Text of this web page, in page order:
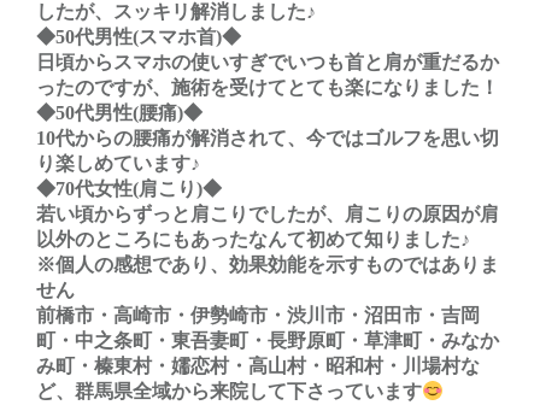
したが、スッキリ解消しました♪
◆50代男性(スマホ首)◆
日頃からスマホの使いすぎでいつも首と肩が重だるか
ったのですが、施術を受けてとても楽になりました！
◆50代男性(腰痛)◆
10代からの腰痛が解消されて、今ではゴルフを思い切
り楽しめています♪
◆70代女性(肩こり)◆
若い頃からずっと肩こりでしたが、肩こりの原因が肩
以外のところにもあったなんて初めて知りました♪
※個人の感想であり、効果効能を示すものではありま
せん
前橋市・高崎市・伊勢崎市・渋川市・沼田市・吉岡
町・中之条町・東吾妻町・長野原町・草津町・みなか
み町・榛東村・嬬恋村・高山村・昭和村・川場村な
ど、群馬県全域から来院して下さっています